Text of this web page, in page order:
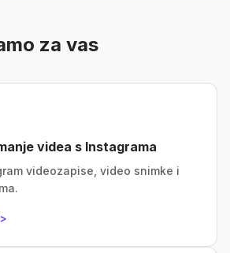
za vas
videa s Instagrama
videozapise, video snimke i